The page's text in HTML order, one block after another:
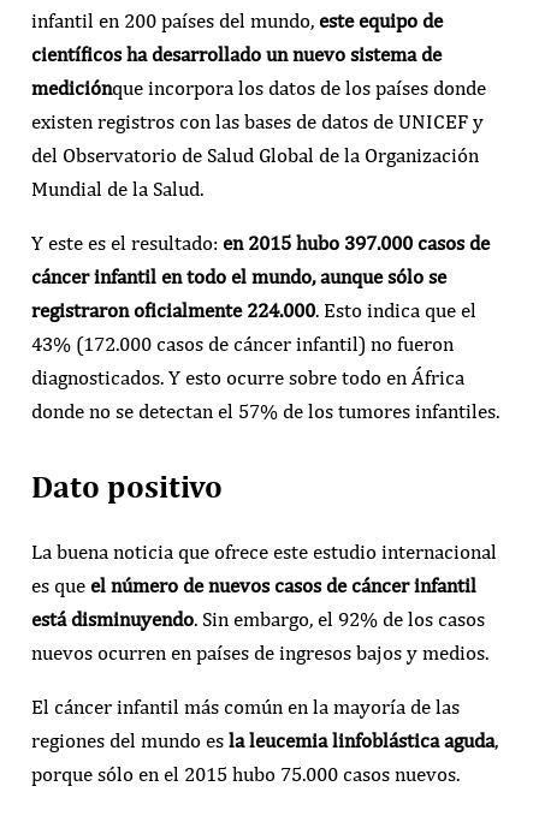
infantil en 200 países del mundo, este equipo de
científicos ha desarrollado un nuevo sistema de
mediciónque incorpora los datos de los países donde
existen registros con las bases de datos de UNICEF y
del Observatorio de Salud Global de la Organización
Mundial de la Salud.
Y este es el resultado: en 2015 hubo 397.000 casos de
cáncer infantil en todo el mundo, aunque sólo se
registraron oficialmente 224.000. Esto indica que el
43% (172.000 casos de cáncer infantil) no fueron
diagnosticados. Y esto ocurre sobre todo en África
donde no se detectan el 57% de los tumores infantiles.
Dato positivo
La buena noticia que ofrece este estudio internacional
es que el número de nuevos casos de cáncer infantil
está disminuyendo. Sin embargo, el 92% de los casos
nuevos ocurren en países de ingresos bajos y medios.
El cáncer infantil más común en la mayoría de las
regiones del mundo es la leucemia linfoblástica aguda,
porque sólo en el 2015 hubo 75.000 casos nuevos.